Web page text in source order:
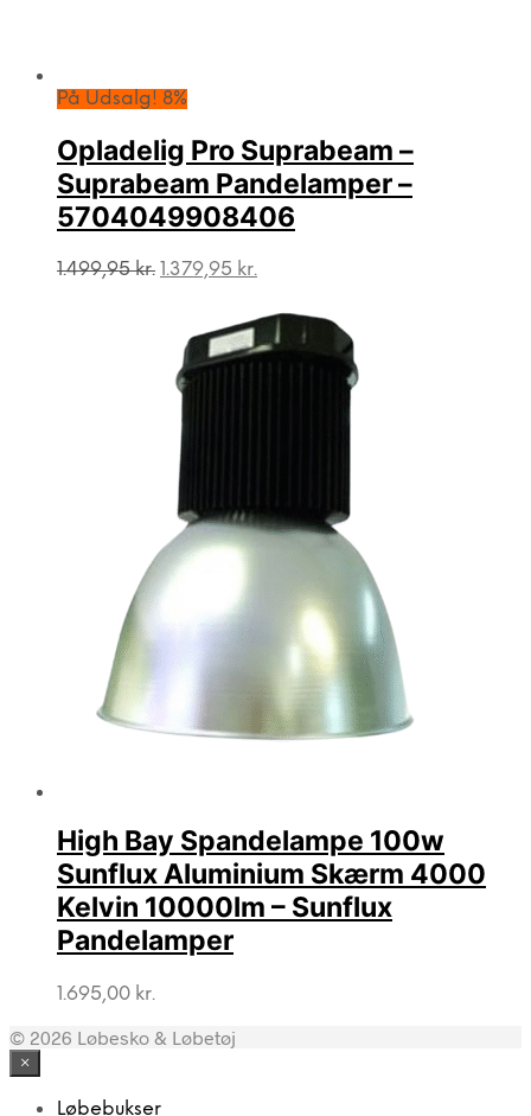
På Udsalg! 8%
Opladelig Pro Suprabeam –
Suprabeam Pandelamper –
5704049908406
1.499,95kr. Den
var:
1.499,95 kr..
1.379,95 kr.
pris
er:
1.379,95 kr..
High Bay Spandelampe 100w
Sunflux Aluminium Skærm 4000
Kelvin 10000lm – Sunflux
Pandelamper
1.695,00 kr.
© 2026 Løbesko & Løbetøj
×
Løbebukser